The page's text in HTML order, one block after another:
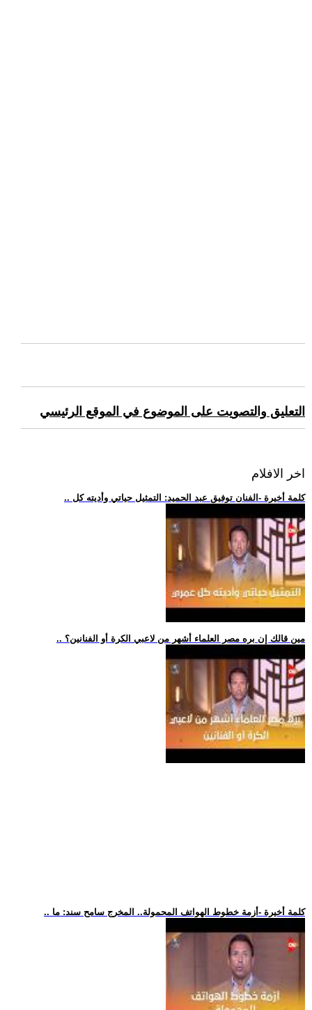
التعليق والتصويت على الموضوع في الموقع الرئيسي
اخر الافلام
.. كلمة أخيرة -الفنان توفيق عبد الحميد: التمثيل حياتي وأديته كل
.. مين قالك إن بره مصر العلماء أشهر من لاعبي الكرة أو الفنانين؟
.. كلمة أخيرة -أزمة خطوط الهواتف المحمولة.. المخرج سامح سند: ما